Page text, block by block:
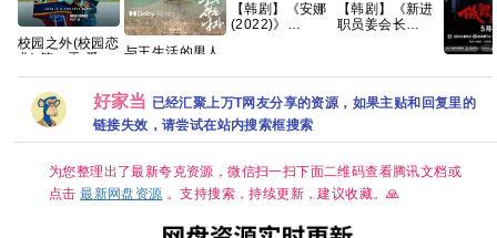
校园之外(校园恋
曲) 第一季 爱情/
运动【全8集】
官中简繁英
与王生活的男人
[1080P] 4.27GB
【韩剧】《安娜
(2022)》
【韩剧】《新进
职员姜会长
大陆] [
好家当 已经汇聚上万T网友分享的资源，如果主贴和回复里的
链接失效，请尝试在站内搜索框搜索
为您整理出了最新夸克资源，微信扫一扫下面二维码查看腾讯文档或
点击最新网盘资源 。支持搜索，持续更新，建议收藏。🙏